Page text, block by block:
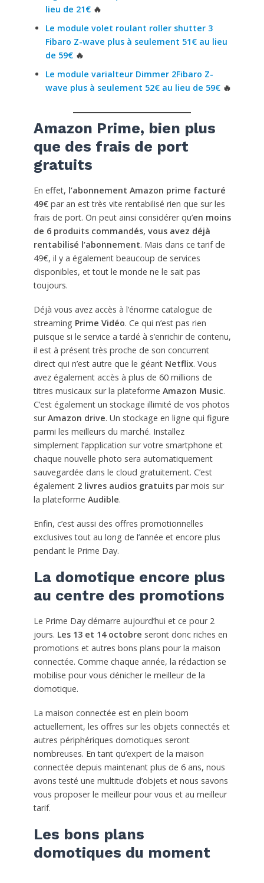
lieu de 21€🔥
Le module volet roulant roller shutter 3
Fibaro Z-wave plus à seulement 51€ au lieu
de 59€ 🔥
Le module varialteur Dimmer 2Fibaro Z-
wave plus à seulement 52€ au lieu de 59€ 🔥
Amazon Prime, bien plus
que des frais de port
gratuits
En effet, l’abonnement Amazon prime facturé
49€par an est très vite rentabilisé rien que sur les
frais de port. On peut ainsi considérer qu’en moins
de 6 produits commandés, vous avez déjà
rentabilisé l’abonnement. Mais dans ce tarif de
49€, il y a également beaucoup de services
disponibles, et tout le monde ne le sait pas
toujours.
Déjà vous avez accès à l’énorme catalogue de
streaming Prime Vidéo. Ce qui n’est pas rien
puisque si le service a tardé à s’enrichir de contenu,
il est à présent très proche de son concurrent
direct qui n’est autre que le géant Netflix. Vous
avez également accès à plus de 60 millions de
titres musicaux sur la plateforme Amazon Music.
C’est également un stockage illimité de vos photos
surAmazon drive. Un stockage en ligne qui figure
parmi les meilleurs du marché. Installez
simplement l’application sur votre smartphone et
chaque nouvelle photo sera automatiquement
sauvegardée dans le cloud gratuitement. C’est
également 2 livres audios gratuitspar mois sur
la plateforme Audible.
Enfin, c’est aussi des offres promotionnelles
exclusives tout au long de l’année et encore plus
pendant le Prime Day.
La domotique encore plus
au centre des promotions
Le Prime Day démarre aujourd’hui et ce pour 2
jours. Les 13 et 14 octobre seront donc riches en
promotions et autres bons plans pour la maison
connectée. Comme chaque année, la rédaction se
mobilise pour vous dénicher le meilleur de la
domotique.
La maison connectée est en plein boom
actuellement, les offres sur les objets connectés et
autres périphériques domotiques seront
nombreuses. En tant qu’expert de la maison
connectée depuis maintenant plus de 6 ans, nous
avons testé une multitude d’objets et nous savons
vous proposer le meilleur pour vous et au meilleur
tarif.
Les bons plans
domotiques du moment